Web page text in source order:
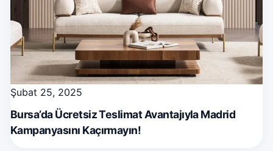
Şubat 25, 2025
Bursa’da Ücretsiz Teslimat Avantajıyla Madrid
Kampanyasını Kaçırmayın!